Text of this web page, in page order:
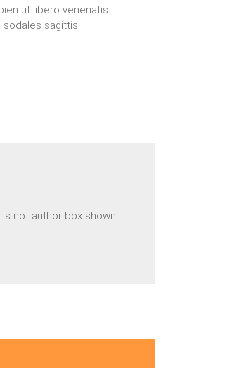
ut libero venenatis
sodales sagittis
not author box shown.